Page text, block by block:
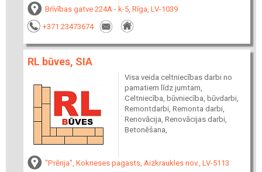
Brīvības gatve 224A - k-5, Rīga, LV-1039
+371 23473674
RL būves, SIA
Visa veida celtniecības darbi no
pamatiem līdz jumtam,
Celtniecība, būvniecība, būvdarbi,
Remontdarbi, Remonta darbi,
Renovācija, Renovācijas darbi,
Betonēšana,
"Prērija", Kokneses pagasts, Aizkraukles nov., LV-5113